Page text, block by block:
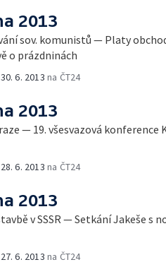
2013
sov. komunistů — Platy
o prázdninách
30. 6. 2013 na ČT24
2013
— 19. všesvazová konference
28. 6. 2013 na ČT24
2013
v SSSR — Setkání Jakeše s
27. 6. 2013 na ČT24